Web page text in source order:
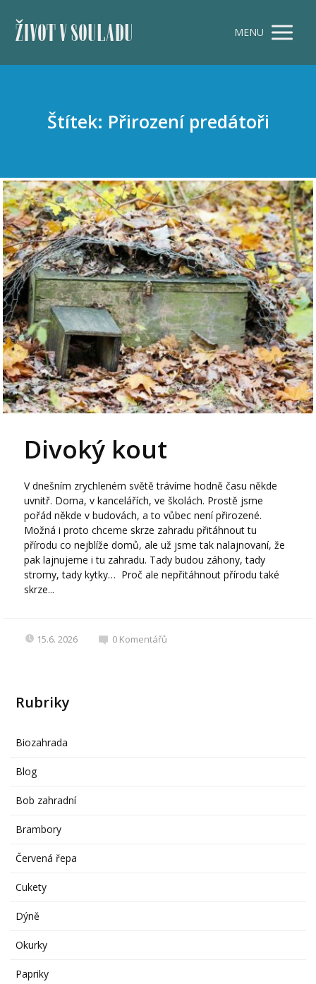
ŽIVOT V SOULADU MENU
Štítek: Přirození predátoři
Divoký kout
V dnešním zrychleném světě trávíme hodně času někde
uvnitř. Doma, v kancelářích, ve školách. Prostě jsme
pořád někde v budovách, a to vůbec není přirozené.
Možná i proto chceme skrze zahradu přitáhnout tu
přírodu co nejblíže domů, ale už jsme tak nalajnovaní, že
pak lajnujeme i tu zahradu. Tady budou záhony, tady
stromy, tady kytky… Proč ale nepřitáhnout přírodu také
skrze...
15.6. 2026 0 Komentářů
Rubriky
Biozahrada
Blog
Bob zahradní
Brambory
Červená řepa
Cukety
Dýně
Okurky
Papriky